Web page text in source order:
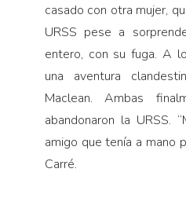
casado con otra mujer,
URSS pese a
entero, con su fuga. A
una aventura
Maclean. Ambas
abandonaron la URSS.
amigo que tenía a mano
Carré.